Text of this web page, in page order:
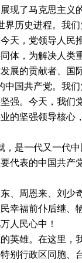
现了马克思主义
历史进程。我们
天，党领导人
体，为解决人类
展的贡献者、国
共产党。我们
强。今天，我
的坚强领导核心
是一代又一代中
代表的中国共
周恩来、刘少
幸福前仆后继、
人民心中！
雄。在这里，
别行政区同胞